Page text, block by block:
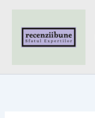
content